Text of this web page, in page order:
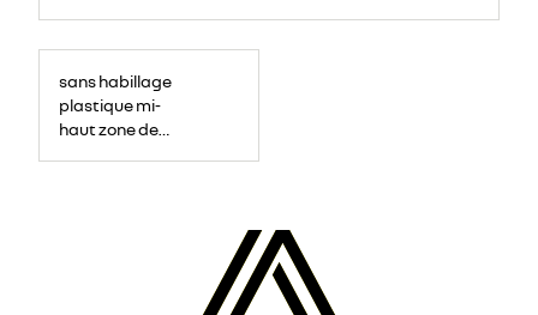
sans habillage
plastique mi-
haut zone de